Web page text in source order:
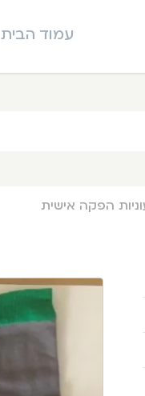
עמוד הבית
הפקה אישית